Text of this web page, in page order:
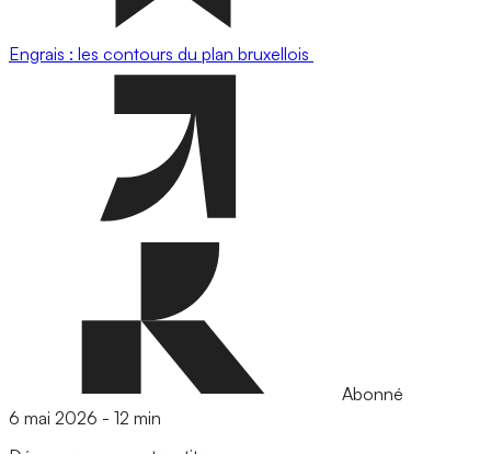
Engrais : les contours du plan bruxellois
Abonné
6 mai 2026 - 12 min